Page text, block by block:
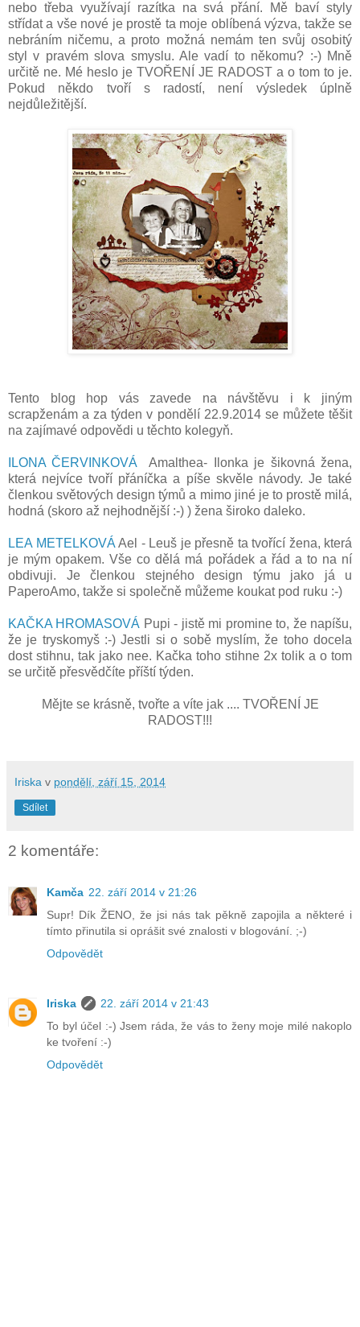
nebo třeba využívají razítka na svá přání. Mě baví styly
střídat a vše nové je prostě ta moje oblíbená výzva, takže se
nebráním ničemu, a proto možná nemám ten svůj osobitý
styl v pravém slova smyslu. Ale vadí to někomu? :-) Mně
určitě ne. Mé heslo je TVOŘENÍ JE RADOST a o tom to je.
Pokud někdo tvoří s radostí, není výsledek úplně
nejdůležitější.
Tento blog hop vás zavede na návštěvu i k jiným
scrapženám a za týden v pondělí 22.9.2014 se můžete těšit
na zajímavé odpovědi u těchto kolegyň.
ILONA ČERVINKOVÁ Amalthea- Ilonka je šikovná žena,
která nejvíce tvoří přáníčka a píše skvěle návody. Je také
členkou světových design týmů a mimo jiné je to prostě milá,
hodná (skoro až nejhodnější :-) ) žena široko daleko.
LEA METELKOVÁ Ael - Leuš je přesně ta tvořící žena, která
je mým opakem. Vše co dělá má pořádek a řád a to na ní
obdivuji. Je členkou stejného design týmu jako já u
PaperoAmo, takže si společně můžeme koukat pod ruku :-)
KAČKA HROMASOVÁ Pupi - jistě mi promine to, že napíšu,
že je tryskomyš :-) Jestli si o sobě myslím, že toho docela
dost stihnu, tak jako nee. Kačka toho stihne 2x tolik a o tom
se určitě přesvědčíte příští týden.
Mějte se krásně, tvořte a víte jak .... TVOŘENÍ JE
RADOST!!!
Iriska v pondělí, září 15, 2014
Sdílet
2 komentáře:
Kamča 22. září 2014 v 21:26
Supr! Dík ŽENO, že jsi nás tak pěkně zapojila a některé i
tímto přinutila si oprášit své znalosti v blogování. ;-)
Odpovědět
Iriska
22. září 2014 v 21:43
To byl účel :-) Jsem ráda, že vás to ženy moje milé nakoplo
ke tvoření :-)
Odpovědět